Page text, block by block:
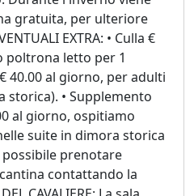
gratuita, per ulteriore
EXTRA: • Culla €
poltrona letto per 1
40.00 al giorno, per adulti
storica). • Supplemento
al giorno, ospitiamo
suite in dimora storica
possibile prenotare
contattando la